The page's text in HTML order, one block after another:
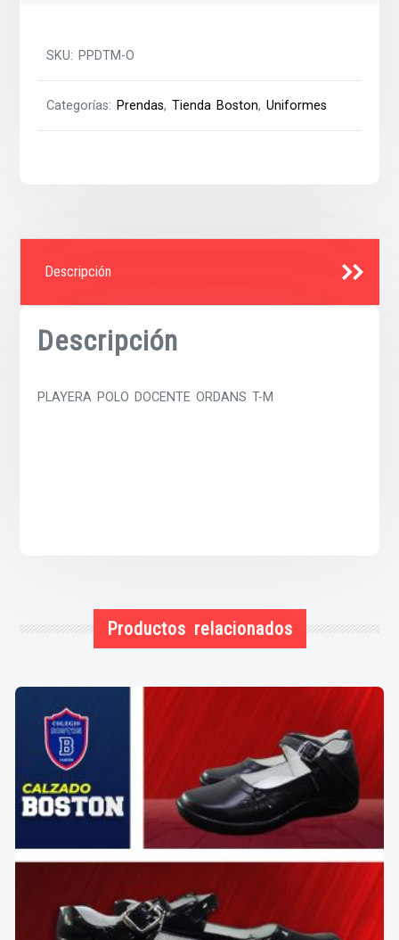
SKU: PPDTM-O
Categorías: Prendas,Tienda Boston,Uniformes
Descripción
Descripción
PLAYERA POLO DOCENTE ORDANS T-M
Productos relacionados